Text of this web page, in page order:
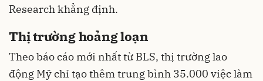
Research khẳng định.
Thị trường hoảng loạn
Theo báo cáo mới nhất từ BLS, thị trường lao
động Mỹ chỉ tạo thêm trung bình 35.000 việc làm